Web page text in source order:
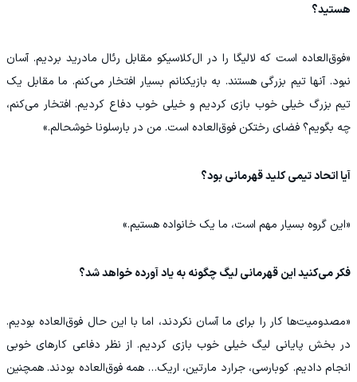
هستید؟
«فوق‌العاده است که لالیگا را در ال‌کلاسیکو مقابل رئال مادرید بردیم. آسان
نبود. آنها تیم بزرگی هستند. به بازیکنانم بسیار افتخار می‌کنم. ما مقابل یک
تیم بزرگ خیلی خوب بازی کردیم و خیلی خوب دفاع کردیم. افتخار می‌کنم،
چه بگویم؟ فضای رختکن فوق‌العاده است. من در بارسلونا خوشحالم.»
آیا اتحاد تیمی کلید قهرمانی بود؟
«این گروه بسیار مهم است، ما یک خانواده هستیم.»
فکر می‌کنید این قهرمانی لیگ چگونه به یاد آورده خواهد شد؟
«مصدومیت‌ها کار را برای ما آسان نکردند، اما با این حال فوق‌العاده بودیم.
در بخش پایانی لیگ خیلی خوب بازی کردیم. از نظر دفاعی کارهای خوبی
انجام دادیم. کوبارسی، جرارد مارتین، اریک… همه فوق‌العاده بودند. همچنین